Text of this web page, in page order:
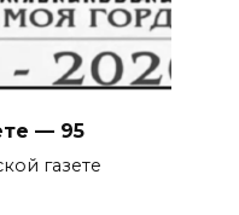
— 95
газете